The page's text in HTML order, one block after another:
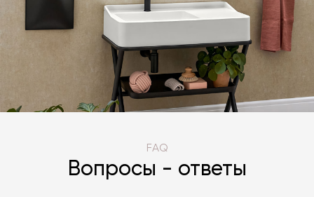
FAQ
Вопросы - ответы